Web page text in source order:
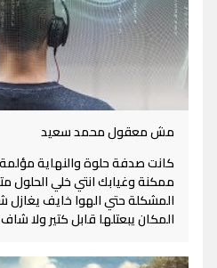
مش معقول محمد سعيد
كانت صدفة حلوة والنهاية
ممكنة وغيابك انتي خلي الحلول
المشكلة حتي الهوا خايف
المكان يبعتلها قابل كتير ولا